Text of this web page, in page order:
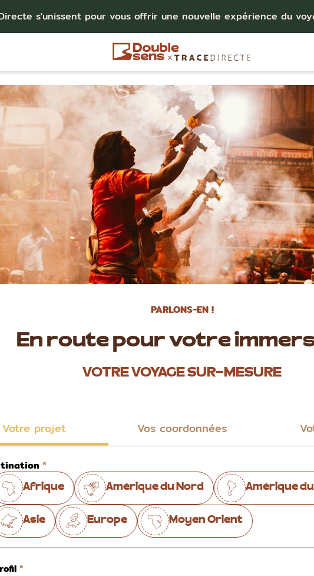
s'unissent pour vous offrir une nouvelle expérience du
PARLONS-EN !
En route pour votre
VOTRE VOYAGE SUR-MESURE
Votre projet Vos coordonnées
Afrique Amérique du Nord Amérique du
Asie Europe Moyen Orient